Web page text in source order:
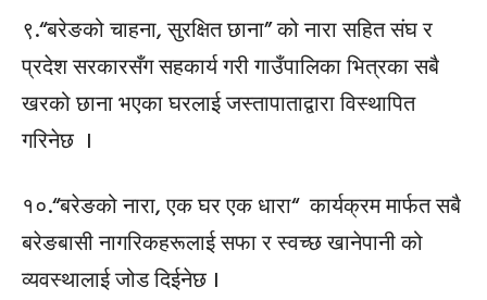
९.“बरेङको चाहना, सुरक्षित छाना” को नारा सहित संघ र
प्रदेश सरकारसँग सहकार्य गरी गाउँपालिका भित्रका सबै
खरको छाना भएका घरलाई जस्तापाताद्वारा विस्थापित
गरिनेछ ।
१०.“बरेङको नारा, एक घर एक धारा“ कार्यक्रम मार्फत सबै
बरेङबासी नागरिकहरूलाई सफा र स्वच्छ खानेपानी को
व्यवस्थालाई जोड दिईनेछ ।